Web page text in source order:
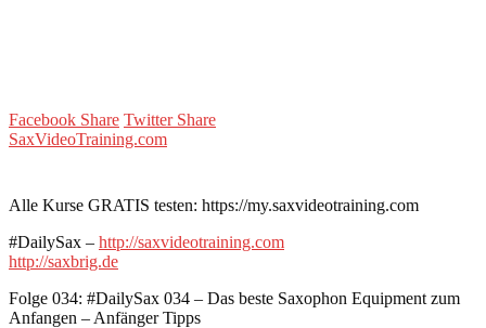
Facebook Share Twitter Share
SaxVideoTraining.com
Alle Kurse GRATIS testen: https://my.saxvideotraining.com
#DailySax – http://saxvideotraining.com
http://saxbrig.de
Folge 034: #DailySax 034 – Das beste Saxophon Equipment zum
Anfangen – Anfänger Tipps